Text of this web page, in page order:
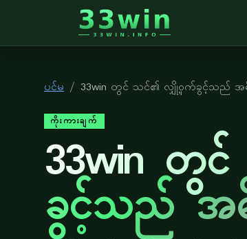
33win
ပင်မ 33win တွင် သင်၏ လျှို့ဝှက်ခွင့်သည်
ကိုးကားချက်
33win
ခွင့်သည် အ